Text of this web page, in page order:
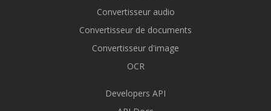
Convertisseur audio
Convertisseur de documents
Convertisseur d'image
OCR
Developers API